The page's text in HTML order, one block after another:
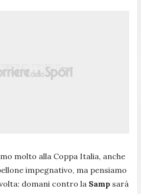
molto alla Coppa Italia, anche
impegnativo, ma pensiamo
domani contro la Samp sarà